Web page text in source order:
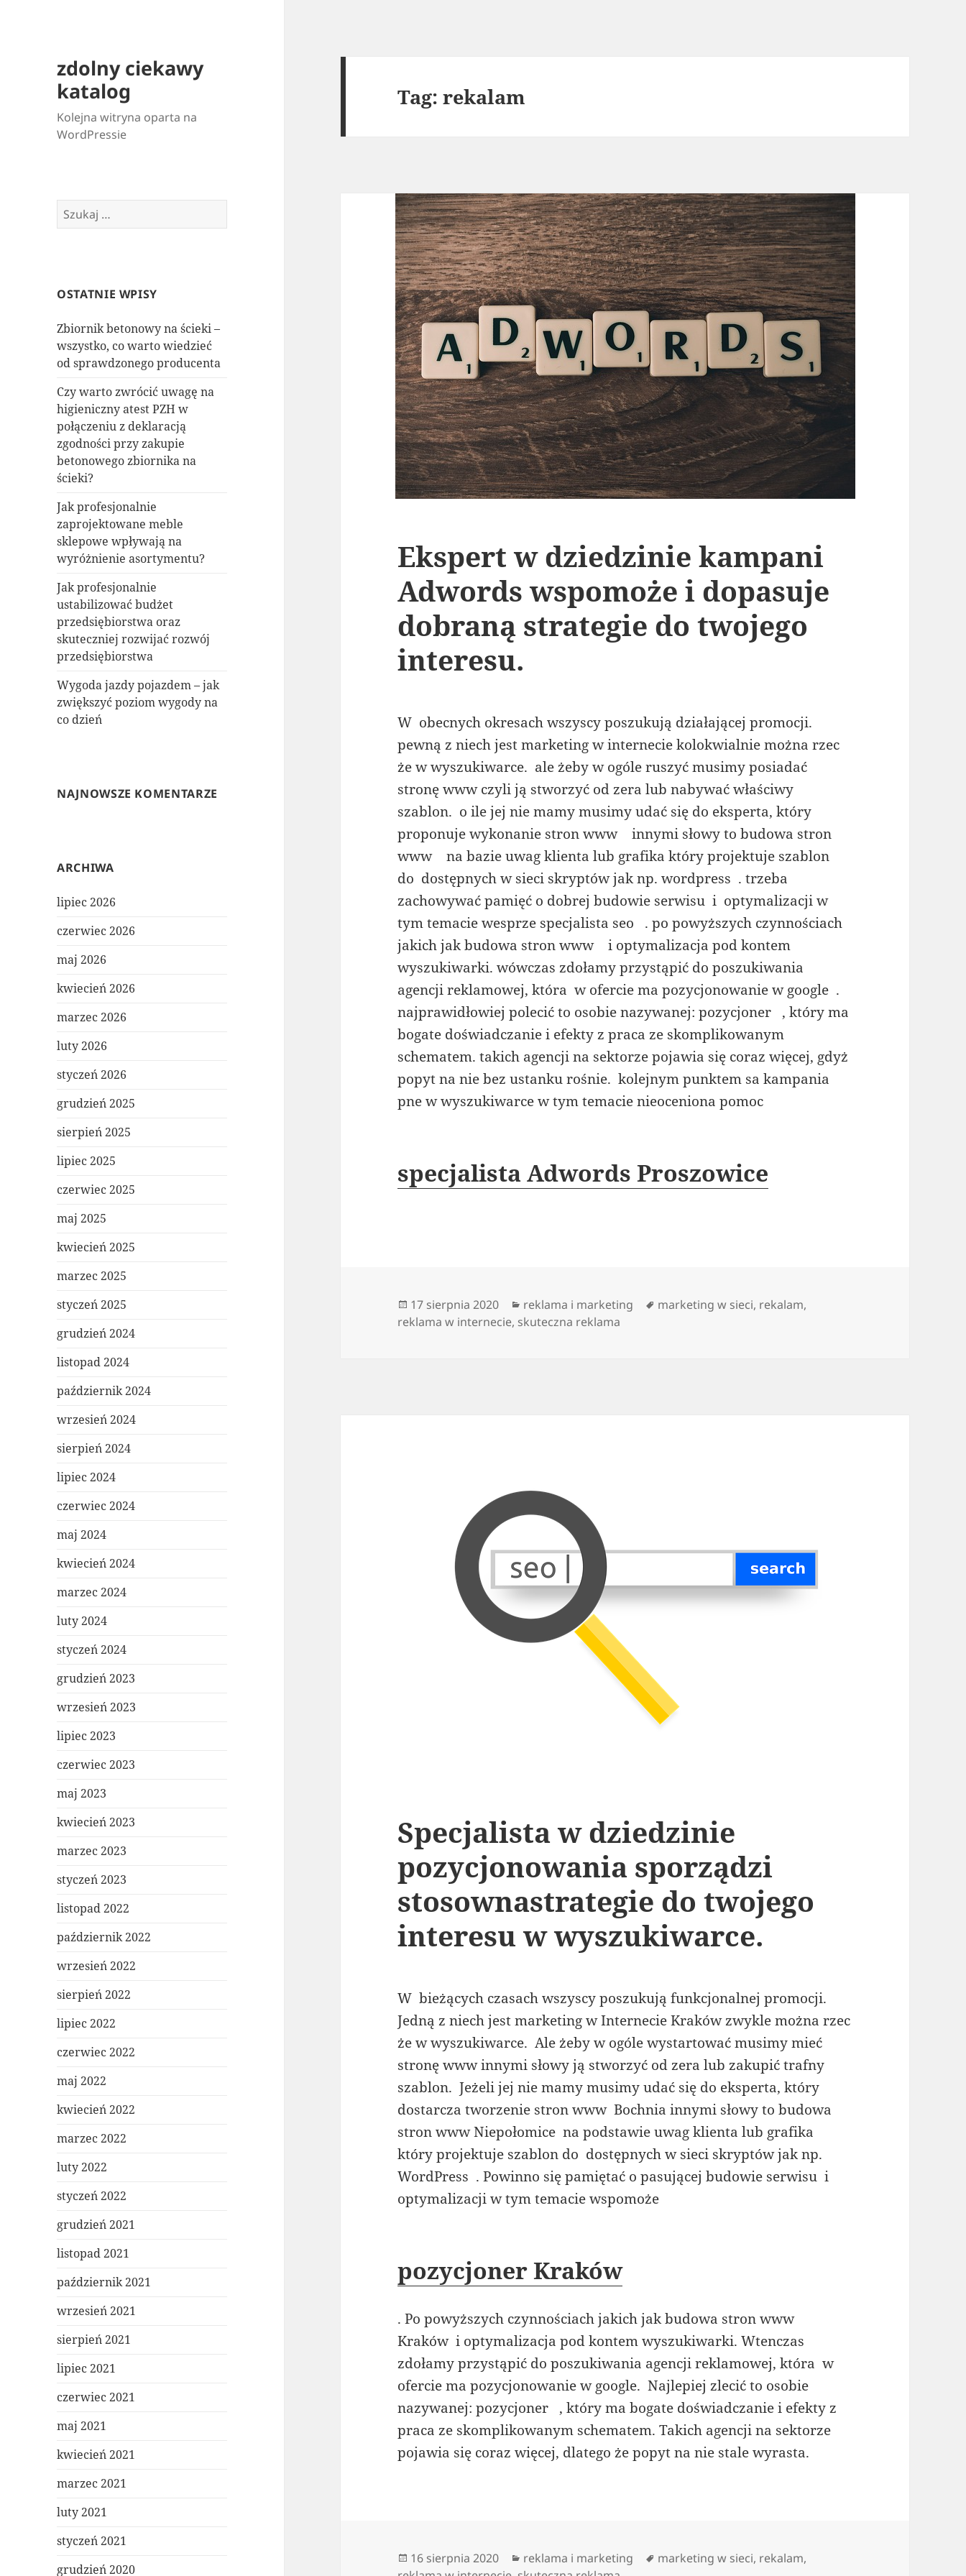
zdolny ciekawy
katalog
Kolejna witryna oparta na
WordPressie
Szukaj:
OSTATNIE WPISY
Zbiornik betonowy na ścieki –
wszystko, co warto wiedzieć
od sprawdzonego producenta
Czy warto zwrócić uwagę na
higieniczny atest PZH w
połączeniu z deklaracją
zgodności przy zakupie
betonowego zbiornika na
ścieki?
Jak profesjonalnie
zaprojektowane meble
sklepowe wpływają na
wyróżnienie asortymentu?
Jak profesjonalnie
ustabilizować budżet
przedsiębiorstwa oraz
skuteczniej rozwijać rozwój
przedsiębiorstwa
Wygoda jazdy pojazdem – jak
zwiększyć poziom wygody na
co dzień
NAJNOWSZE KOMENTARZE
ARCHIWA
lipiec 2026
czerwiec 2026
maj 2026
kwiecień 2026
marzec 2026
luty 2026
styczeń 2026
grudzień 2025
sierpień 2025
lipiec 2025
czerwiec 2025
maj 2025
kwiecień 2025
marzec 2025
styczeń 2025
grudzień 2024
listopad 2024
październik 2024
wrzesień 2024
sierpień 2024
lipiec 2024
czerwiec 2024
maj 2024
kwiecień 2024
marzec 2024
luty 2024
styczeń 2024
grudzień 2023
wrzesień 2023
lipiec 2023
czerwiec 2023
maj 2023
kwiecień 2023
marzec 2023
styczeń 2023
listopad 2022
październik 2022
wrzesień 2022
sierpień 2022
lipiec 2022
czerwiec 2022
maj 2022
kwiecień 2022
marzec 2022
luty 2022
styczeń 2022
grudzień 2021
listopad 2021
październik 2021
wrzesień 2021
sierpień 2021
lipiec 2021
czerwiec 2021
maj 2021
kwiecień 2021
marzec 2021
luty 2021
styczeń 2021
grudzień 2020
Tag:rekalam
Ekspert w dziedzinie kampani
Adwords wspomoże i dopasuje
dobraną strategie do twojego
interesu.
W obecnych okresach wszyscy poszukują działającej promocji.
pewną z niech jest marketing w internecie kolokwialnie można rzec
że w wyszukiwarce. ale żeby w ogóle ruszyć musimy posiadać
stronę www czyli ją stworzyć od zera lub nabywać właściwy
szablon. o ile jej nie mamy musimy udać się do eksperta, który
proponuje wykonanie stron www innymi słowy to budowa stron
www na bazie uwag klienta lub grafika który projektuje szablon
do dostępnych w sieci skryptów jak np. wordpress . trzeba
zachowywać pamięć o dobrej budowie serwisu i optymalizacji w
tym temacie wesprze specjalista seo . po powyższych czynnościach
jakich jak budowa stron www i optymalizacja pod kontem
wyszukiwarki. wówczas zdołamy przystąpić do poszukiwania
agencji reklamowej, która w ofercie ma pozycjonowanie w google .
najprawidłowiej polecić to osobie nazywanej: pozycjoner , który ma
bogate doświadczanie i efekty z praca ze skomplikowanym
schematem. takich agencji na sektorze pojawia się coraz więcej, gdyż
popyt na nie bez ustanku rośnie. kolejnym punktem sa kampania
pne w wyszukiwarce w tym temacie nieoceniona pomoc
specjalista Adwords Proszowice
Data
publikacji
17 sierpnia 2020 Kategorie
reklama i marketing Tagi
marketing w sieci, rekalam,
reklama w internecie, skuteczna reklama
Specjalista w dziedzinie
pozycjonowania sporządzi
stosownastrategie do twojego
interesu w wyszukiwarce.
W bieżących czasach wszyscy poszukują funkcjonalnej promocji.
Jedną z niech jest marketing w Internecie Kraków zwykle można rzec
że w wyszukiwarce. Ale żeby w ogóle wystartować musimy mieć
stronę www innymi słowy ją stworzyć od zera lub zakupić trafny
szablon. Jeżeli jej nie mamy musimy udać się do eksperta, który
dostarcza tworzenie stron www Bochnia innymi słowy to budowa
stron www Niepołomice na podstawie uwag klienta lub grafika
który projektuje szablon do dostępnych w sieci skryptów jak np.
WordPress . Powinno się pamiętać o pasującej budowie serwisu i
optymalizacji w tym temacie wspomoże
pozycjoner Kraków
. Po powyższych czynnościach jakich jak budowa stron www
Kraków i optymalizacja pod kontem wyszukiwarki. Wtenczas
zdołamy przystąpić do poszukiwania agencji reklamowej, która w
ofercie ma pozycjonowanie w google. Najlepiej zlecić to osobie
nazywanej: pozycjoner , który ma bogate doświadczanie i efekty z
praca ze skomplikowanym schematem. Takich agencji na sektorze
pojawia się coraz więcej, dlatego że popyt na nie stale wyrasta.
Data
16 sierpnia 2020 Kategorie
reklama i marketing Tagi
marketing w sieci, rekalam,